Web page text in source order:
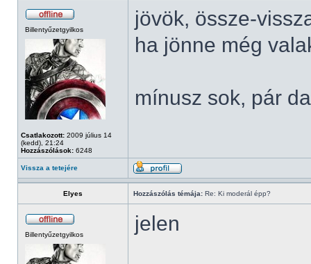
Billentyűzetgyilkos
Csatlakozott: 2009 július 14
(kedd), 21:24
Hozzászólások: 6248
jövök, össze-
ha jönne még
mínusz sok, pár
Vissza a tetejére
Elyes Hozzászólás témája: Re: Ki moderál épp?
Billentyűzetgyilkos jelen